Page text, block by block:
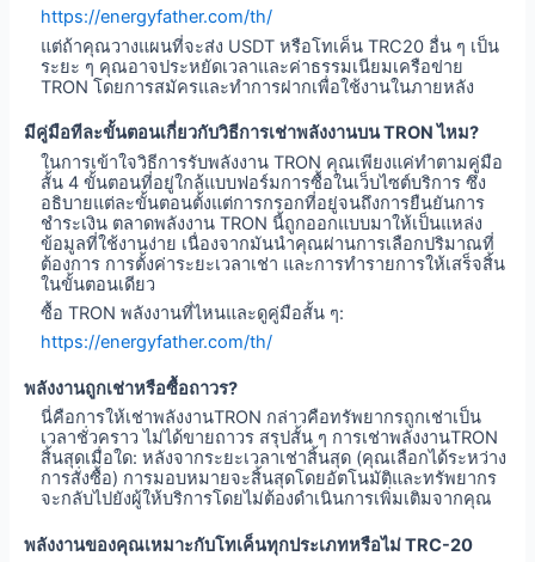
https://energyfather.com/th/
แต่ถ้าคุณวางแผนที่จะส่ง USDT หรือโทเค็น TRC20 อื่น ๆ เป็น
ระยะ ๆ คุณอาจประหยัดเวลาและค่าธรรมเนียมเครือข่าย
TRON โดยการสมัครและทำการฝากเพื่อใช้งานในภายหลัง
มีคู่มือทีละขั้นตอนเกี่ยวกับวิธีการเช่าพลังงานบน TRON ไหม?
ในการเข้าใจวิธีการรับพลังงาน TRON คุณเพียงแค่ทำตามคู่มือ
สั้น 4 ขั้นตอนที่อยู่ใกล้แบบฟอร์มการซื้อในเว็บไซต์บริการ ซึ่ง
อธิบายแต่ละขั้นตอนตั้งแต่การกรอกที่อยู่จนถึงการยืนยันการ
ชำระเงิน ตลาดพลังงาน TRON นี้ถูกออกแบบมาให้เป็นแหล่ง
ข้อมูลที่ใช้งานง่าย เนื่องจากมันนำคุณผ่านการเลือกปริมาณที่
ต้องการ การตั้งค่าระยะเวลาเช่า และการทำรายการให้เสร็จสิ้น
ในขั้นตอนเดียว
ซื้อ TRON พลังงานที่ไหนและดูคู่มือสั้น ๆ:
https://energyfather.com/th/
พลังงานถูกเช่าหรือซื้อถาวร?
นี่คือการให้เช่าพลังงานTRON กล่าวคือทรัพยากรถูกเช่าเป็น
เวลาชั่วคราว ไม่ได้ขายถาวร สรุปสั้น ๆ การเช่าพลังงานTRON
สิ้นสุดเมื่อใด: หลังจากระยะเวลาเช่าสิ้นสุด (คุณเลือกได้ระหว่าง
การสั่งซื้อ) การมอบหมายจะสิ้นสุดโดยอัตโนมัติและทรัพยากร
จะกลับไปยังผู้ให้บริการโดยไม่ต้องดำเนินการเพิ่มเติมจากคุณ
พลังงานของคุณเหมาะกับโทเค็นทุกประเภทหรือไม่ TRC-20